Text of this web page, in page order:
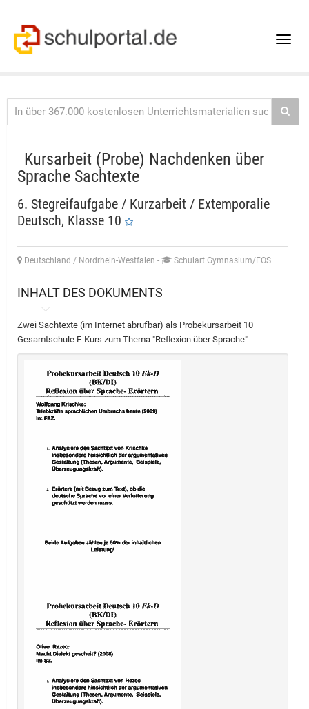
Toggle
Kursarbeit (Probe) Nachdenken über
Sprache Sachtexte
6. Stegreifaufgabe / Kurzarbeit / Extemporalie
Deutsch, Klasse 10
Deutschland / Nordrhein-Westfalen - Schulart Gymnasium/FOS
INHALT DES DOKUMENTS
Zwei Sachtexte (im Internet abrufbar) als Probekursarbeit 10
Gesamtschule E-Kurs zum Thema "Reflexion über Sprache"